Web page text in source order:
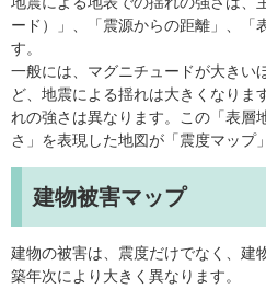
ード）」、「震源からの距離」、「
す。
一般には、マグニチュードが大きい
ど、地震による揺れは大きくなりま
れの強さは異なります。この「表層
さ」を表現した地図が「震度マップ
建物被害マップ
建物の被害は、震度だけでなく、建
築年次により大きく異なります。